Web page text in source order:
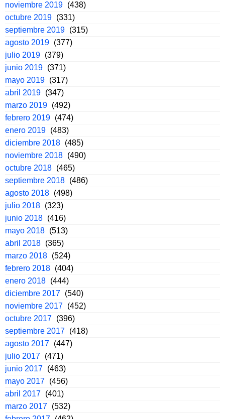
noviembre 2019 (438)
octubre 2019 (331)
septiembre 2019 (315)
agosto 2019 (377)
julio 2019 (379)
junio 2019 (371)
mayo 2019 (317)
abril 2019 (347)
marzo 2019 (492)
febrero 2019 (474)
enero 2019 (483)
diciembre 2018 (485)
noviembre 2018 (490)
octubre 2018 (465)
septiembre 2018 (486)
agosto 2018 (498)
julio 2018 (323)
junio 2018 (416)
mayo 2018 (513)
abril 2018 (365)
marzo 2018 (524)
febrero 2018 (404)
enero 2018 (444)
diciembre 2017 (540)
noviembre 2017 (452)
octubre 2017 (396)
septiembre 2017 (418)
agosto 2017 (447)
julio 2017 (471)
junio 2017 (463)
mayo 2017 (456)
abril 2017 (401)
marzo 2017 (532)